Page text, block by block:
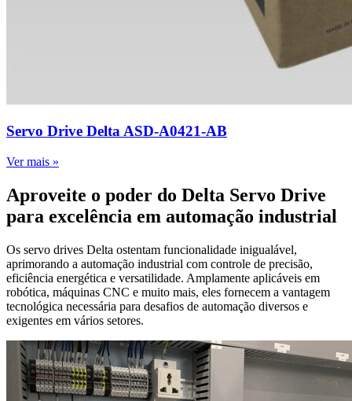
Servo Drive Delta ASD-A0421-AB
Ver mais »
Aproveite o poder do Delta Servo Drive
para excelência em automação industrial
Os servo drives Delta ostentam funcionalidade inigualável,
aprimorando a automação industrial com controle de precisão,
eficiência energética e versatilidade. Amplamente aplicáveis em
robótica, máquinas CNC e muito mais, eles fornecem a vantagem
tecnológica necessária para desafios de automação diversos e
exigentes em vários setores.